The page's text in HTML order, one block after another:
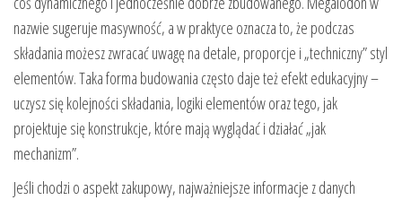
nazwie sugeruje masywność, a w praktyce oznacza to, że podczas
składania możesz zwracać uwagę na detale, proporcje i „techniczny” styl
elementów. Taka forma budowania często daje też efekt edukacyjny –
uczysz się kolejności składania, logiki elementów oraz tego, jak
projektuje się konstrukcje, które mają wyglądać i działać „jak
mechanizm”.
Jeśli chodzi o aspekt zakupowy, najważniejsze informacje z danych